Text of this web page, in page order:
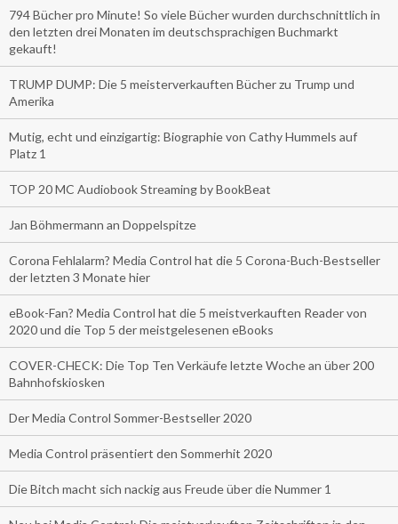
794 Bücher pro Minute! So viele Bücher wurden durchschnittlich in
den letzten drei Monaten im deutschsprachigen Buchmarkt
gekauft!
TRUMP DUMP: Die 5 meisterverkauften Bücher zu Trump und
Amerika
Mutig, echt und einzigartig: Biographie von Cathy Hummels auf
Platz 1
TOP 20 MC Audiobook Streaming by BookBeat
Jan Böhmermann an Doppelspitze
Corona Fehlalarm? Media Control hat die 5 Corona-Buch-Bestseller
der letzten 3 Monate hier
eBook-Fan? Media Control hat die 5 meistverkauften Reader von
2020 und die Top 5 der meistgelesenen eBooks
COVER-CHECK: Die Top Ten Verkäufe letzte Woche an über 200
Bahnhofskiosken
Der Media Control Sommer-Bestseller 2020
Media Control präsentiert den Sommerhit 2020
Die Bitch macht sich nackig aus Freude über die Nummer 1